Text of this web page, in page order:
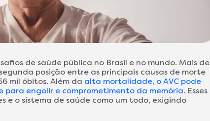
de saúde pública no Brasil e no mundo. Mais de
posição entre as principais causas de morte
mil óbitos. Além da alta mortalidade, o AVC pode
engolir e comprometimento da memória. Esses
e o sistema de saúde como um todo, exigindo